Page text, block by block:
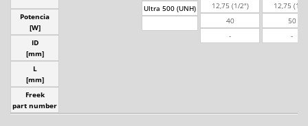
Potencia
[W]
ID
[mm]
L
[mm]
Freek
part number
Ultra 500 (UNH)
12,75 (1/2")
40
-
12,75 (1/
50
-